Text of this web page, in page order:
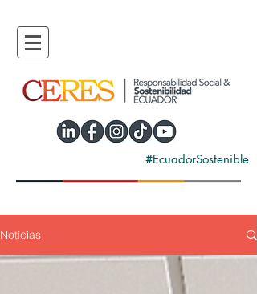
#EcuadorSostenible
Noticias